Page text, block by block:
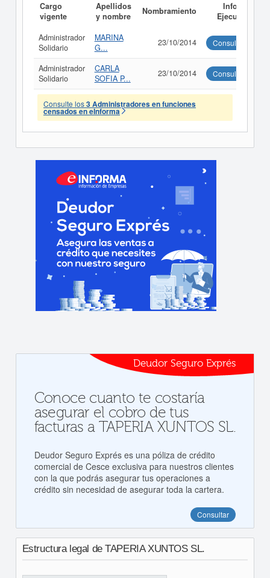
Cargo
vigente
Apellidos
y nombre
Nombramiento
Informe
Ejecutivo
Administrador
Solidario
MARINA
G...
23/10/2014 Consultar
Administrador
Solidario
CARLA
SOFIA P...
23/10/2014 Consultar
Consulte los3 Administradores en funciones
censados en eInforma
Deudor Seguro Exprés
Conoce cuanto te costaría
asegurar el cobro de tus
facturas a TAPERIA XUNTOS SL.
Deudor Seguro Exprés es una póliza de crédito
comercial de Cesce exclusiva para nuestros clientes
con la que podrás asegurar tus operaciones a
crédito sin necesidad de asegurar toda la cartera.
Consultar
Estructura legal de TAPERIA XUNTOS SL.